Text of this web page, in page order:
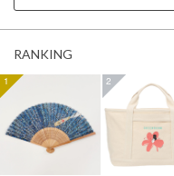
RANKING
1 2